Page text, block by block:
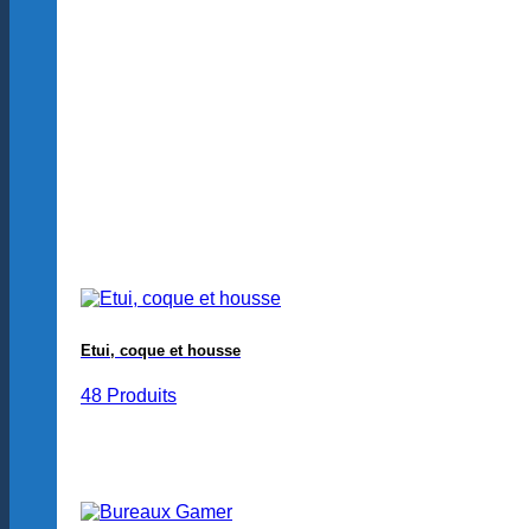
Etui, coque et housse
48 Produits